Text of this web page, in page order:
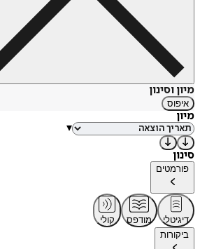
מיון וסינון
איפוס
מיון
▾
סינון
פורמטים
דיגיטלי מודפס
קולי
ביקורות